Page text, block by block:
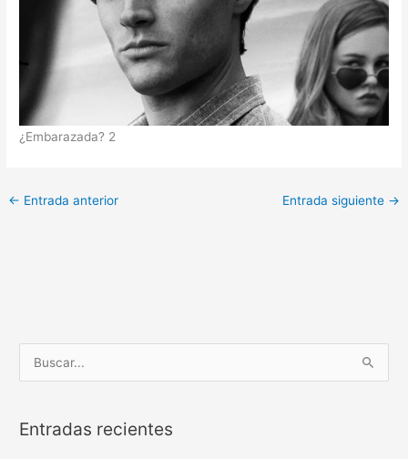
¿Embarazada? 2
← Entrada anterior Entrada siguiente →
u
c
Entradas recientes